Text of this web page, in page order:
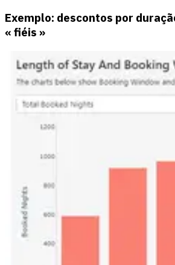
Exemplo: descontos por
« fiéis »